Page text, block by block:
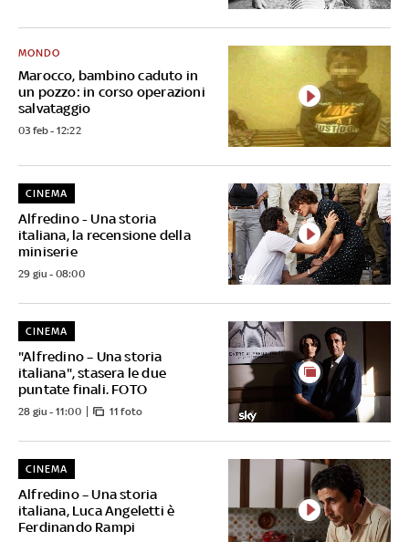
Marocco, bambino caduto in
un pozzo: in corso operazioni
salvataggio
MONDO
03 feb - 12:22
Alfredino - Una storia
italiana, la recensione della
miniserie
CINEMA
29 giu - 08:00
"Alfredino – Una storia
italiana", stasera le due
puntate finali. FOTO
CINEMA
28 giu - 11:00 11 foto
Alfredino – Una storia
italiana, Luca Angeletti è
Ferdinando Rampi
CINEMA